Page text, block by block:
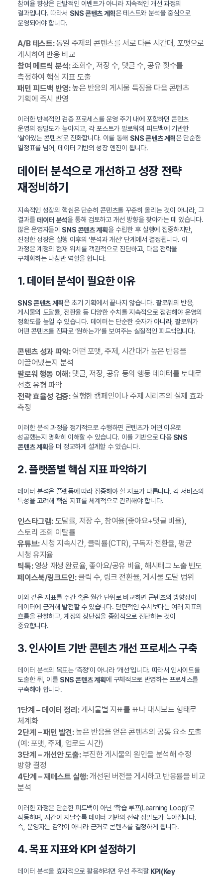
참여율 향상은 단발적인 이벤트가 아니라 지속적인 개선 과정의
결과입니다. 따라서 SNS 콘텐츠 계획은 테스트와 분석을 중심으로
운영되어야 합니다.
A/B 테스트:동일 주제의 콘텐츠를 서로 다른 시간대, 포맷으로
게시하여 반응 비교
참여 메트릭 분석:조회수, 저장 수, 댓글 수, 공유 횟수를
측정하여 핵심 지표 도출
패턴 피드백 반영:높은 반응의 게시물 특징을 다음 콘텐츠
기획에 즉시 반영
이러한 반복적인 검증 프로세스를 운영 주기 내에 포함하면 콘텐츠
운영의 정밀도가 높아지고, 각 포스트가 팔로워의 피드백에 기반한
‘살아있는 콘텐츠’로 진화합니다. 이를 통해 SNS 콘텐츠 계획은 단순한
일정표를 넘어, 데이터 기반의 성장 엔진이 됩니다.
데이터 분석으로 개선하고 성장 전략
재정비하기
지속적인 성장의 핵심은 단순히 콘텐츠를 꾸준히 올리는 것이 아니라, 그
결과를 데이터 분석을 통해 검토하고 개선 방향을 찾아가는 데 있습니다.
많은 운영자들이 SNS 콘텐츠 계획을 수립한 후 실행에 집중하지만,
진정한 성장은 실행 이후의 ‘분석과 개선’ 단계에서 결정됩니다. 이
과정은 계정의 현재 위치를 객관적으로 진단하고, 다음 전략을
구체화하는 나침반 역할을 합니다.
1. 데이터 분석이 필요한 이유
SNS 콘텐츠 계획은 초기 기획에서 끝나지 않습니다. 팔로워의 반응,
게시물의 도달률, 전환율 등 다양한 수치를 지속적으로 점검해야 운영의
정확도를 높일 수 있습니다. 데이터는 단순한 숫자가 아니라, 팔로워가
어떤 콘텐츠를 진짜로 ‘원하는가’를 보여주는 실질적인 피드백입니다.
콘텐츠 성과 파악:어떤 포맷, 주제, 시간대가 높은 반응을
이끌어냈는지 분석
팔로워 행동 이해:댓글, 저장, 공유 등의 행동 데이터를 토대로
선호 유형 파악
전략 효율성 검증:실행한 캠페인이나 주제 시리즈의 실제 효과
측정
이러한 분석 과정을 정기적으로 수행하면 콘텐츠가 어떤 이유로
성공했는지 명확히 이해할 수 있습니다. 이를 기반으로 다음 SNS
콘텐츠 계획을 더 정교하게 설계할 수 있습니다.
2. 플랫폼별 핵심 지표 파악하기
데이터 분석은 플랫폼에 따라 집중해야 할 지표가 다릅니다. 각 서비스의
특성을 고려해 핵심 지표를 체계적으로 관리해야 합니다.
인스타그램:도달률, 저장 수, 참여율(좋아요+댓글 비율),
스토리 조회 이탈률
유튜브:시청 지속시간, 클릭률(CTR), 구독자 전환율, 평균
시청 유지율
틱톡:영상 재생 완료율, 좋아요/공유 비율, 해시태그 노출 빈도
페이스북/링크드인:클릭 수, 링크 전환율, 게시물 도달 범위
이와 같은 지표를 주간 혹은 월간 단위로 비교하면 콘텐츠의 방향성이
데이터에 근거해 발전할 수 있습니다. 단편적인 수치보다는 여러 지표의
흐름을 관찰하고, 계정의 장단점을 종합적으로 진단하는 것이
중요합니다.
3. 인사이트 기반 콘텐츠 개선 프로세스 구축
데이터 분석의 목표는 ‘측정’이 아니라 ‘개선’입니다. 따라서 인사이트를
도출한 뒤, 이를 SNS 콘텐츠 계획에 구체적으로 반영하는 프로세스를
구축해야 합니다.
1단계 – 데이터 정리:게시물별 지표를 표나 대시보드 형태로
체계화
2단계 – 패턴 발견:높은 반응을 얻은 콘텐츠의 공통 요소 도출
(예: 포맷, 주제, 업로드 시간)
3단계 – 개선안 도출:부진한 게시물의 원인을 분석해 수정
방향 결정
4단계 – 재테스트 실행:개선된 버전을 게시하고 반응률을 비교
분석
이러한 과정은 단순한 피드백이 아닌 ‘학습 루프(Learning Loop)’로
작동하며, 시간이 지날수록 데이터 기반의 전략 정밀도가 높아집니다.
즉, 운영자는 감각이 아니라 근거로 콘텐츠를 결정하게 됩니다.
4. 목표 지표와 KPI 설정하기
데이터 분석을 효과적으로 활용하려면 우선 추적할 KPI(Key